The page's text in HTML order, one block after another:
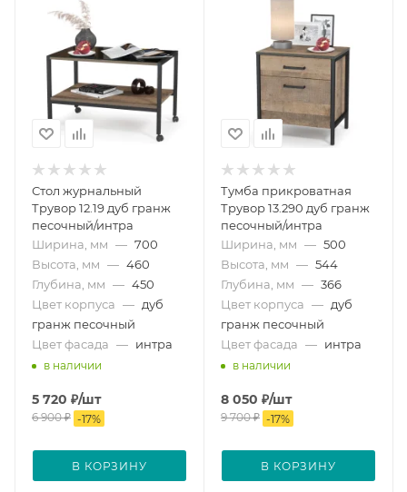
Стол журнальный
Трувор 12.19 дуб гранж
песочный/интра
Ширина, мм — 700
Высота, мм — 460
Глубина, мм — 450
Цвет корпуса — дуб
гранж песочный
Цвет фасада — интра
в наличии
5 720 ₽/шт
6 900₽ -17%
В КОРЗИНУ
Тумба прикроватная
Трувор 13.290 дуб гранж
песочный/интра
Ширина, мм — 500
Высота, мм — 544
Глубина, мм — 366
Цвет корпуса — дуб
гранж песочный
Цвет фасада — интра
в наличии
8 050 ₽/шт
9 700₽ -17%
В КОРЗИНУ